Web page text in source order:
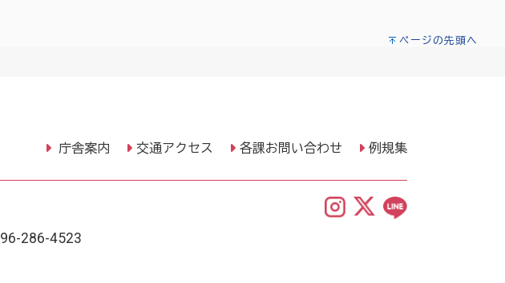
ページの先頭へ
庁舎案内 交通アクセス 各課お問い合わせ 例規集
286-4523